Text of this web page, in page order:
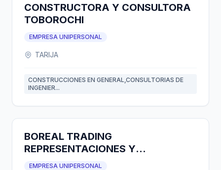
CONSTRUCTORA Y CONSULTORA
TOBOROCHI
EMPRESA UNIPERSONAL
TARIJA
CONSTRUCCIONES EN GENERAL,CONSULTORIAS DE
INGENIER...
BOREAL TRADING
REPRESENTACIONES Y
CONSIGNACIONES
EMPRESA UNIPERSONAL